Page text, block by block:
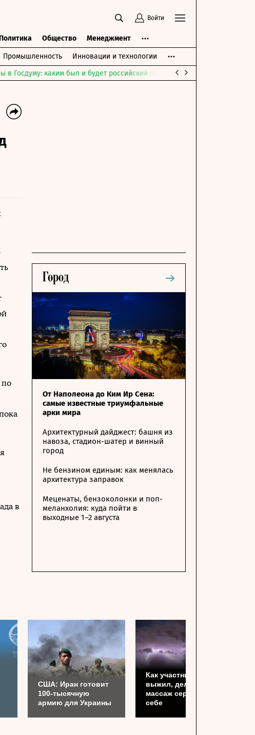
Войти
Общество Менеджмент
Промышленность Инновации и технологии
в Госдуму: каким был и будет российский парламент
по
в
От Наполеона до Ким Ир Сена:
самые известные триумфальные
арки мира
Архитектурный дайджест: башня из
навоза, стадион-шатер и винный
город
Не бензином единым: как менялась
архитектура заправок
Меценаты, бензоколонки и поп-
меланхолия: куда пойти в
выходные 1–2 августа
США: Иран готовит
100-тысячную
армию для Украины
Как участник СВО
выжил, делая
массаж сердца сам
себе